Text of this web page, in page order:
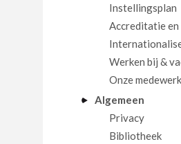
Instellingsplan
Accreditatie
Werken bij &
Onze
Algemeen
Privacy
Bibliotheek